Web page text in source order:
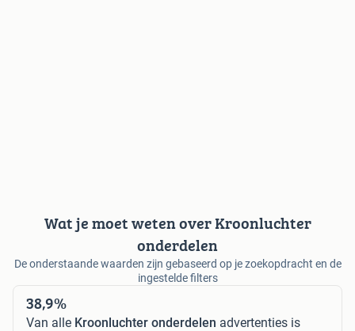
Wat je moet weten over Kroonluchter
onderdelen
De onderstaande waarden zijn gebaseerd op je zoekopdracht en de
ingestelde filters
38,9%
Van alle Kroonluchter onderdelen advertenties is